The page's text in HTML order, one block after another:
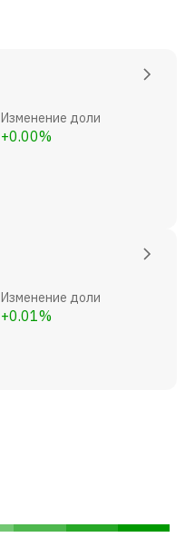
Изменение доли
+0.00%
Изменение доли
+0.01%